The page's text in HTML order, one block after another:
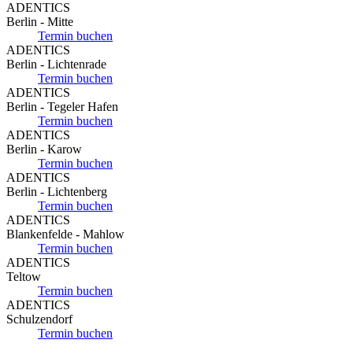
ADENTICS
Berlin - Mitte
Termin buchen
ADENTICS
Berlin - Lichtenrade
Termin buchen
ADENTICS
Berlin - Tegeler Hafen
Termin buchen
ADENTICS
Berlin - Karow
Termin buchen
ADENTICS
Berlin - Lichtenberg
Termin buchen
ADENTICS
Blankenfelde - Mahlow
Termin buchen
ADENTICS
Teltow
Termin buchen
ADENTICS
Schulzendorf
Termin buchen